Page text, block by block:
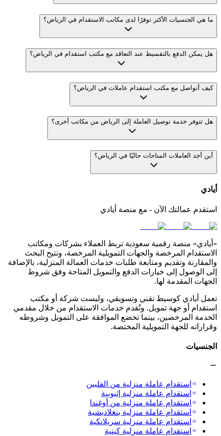
ما هي الجنسيات الأكثر توفرًا لدى مكاتب الاستقدام في الرياض؟
هل يمكن الدفع بالتقسيط عند التعاقد مع مكتب استقدام في الرياض؟
كيف أتواصل مع مكتب استقدام عاملات في الرياض؟
هل تتوفر خدمة توصيل العاملة إلى الرياض من مكاتب أخرى؟
أين أجد العاملات المتاحات حاليًا في الرياض؟
أيادي
استقدم عمالتك الآن - مع منصة أيادي
«أيادي» منصة رقمية سعودية تربط العملاء بشركات ومكاتب
الاستقدام المرخصة والجهات التمويلية المرخصة، وتتيح البحث
والمقارنة وتقديم ومتابعة طلبات خدمات العمالة المنزلية، بالإضافة
إلى الوصول إلى خيارات الدفع والتمويل المتاحة وفق شروط
الجهات المقدمة لها.
تعمل أيادي كوسيط تقني وتسويقي، وليست شركة أو مكتب
استقدام أو جهة تمويل. وتُقدم خدمات الاستقدام من خلال مقدمي
الخدمة المرخصين، بينما تخضع الموافقة على التمويل وشروطه
وقراراته للجهة التمويلية المختصة.
الجنسيات
استقدام عاملة منزلية من الفلبين
استقدام عاملة منزلية إثيوبية
استقدام عاملة منزلية من أوغندا
استقدام عاملة منزلية بنغلاديشية
استقدام عاملة منزلية سريلانكية
استقدام عاملة منزلية كينية